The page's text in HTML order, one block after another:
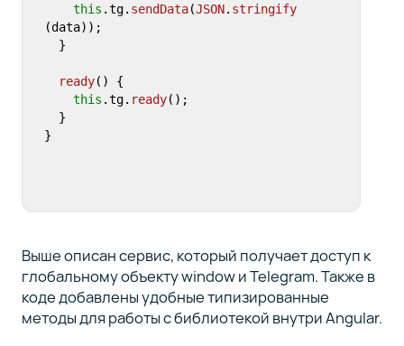
this .tg. sendData(JSON. stringify
(data));
ready( ) {
this .tg. ready();
}
Выше описан сервис, который получает доступ к
глобальному объекту window и Telegram. Также в
коде добавлены удобные типизированные
методы для работы с библиотекой внутри Angular.